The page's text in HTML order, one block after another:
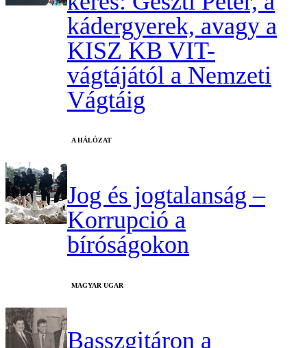
kádergyerek, avagy a
KISZ KB VIT-
vágtájától a Nemzeti
Vágtáig
A HÁLÓZAT
Jog és jogtalanság –
Korrupció a
bíróságokon
MAGYAR UGAR
Basszgitáron a